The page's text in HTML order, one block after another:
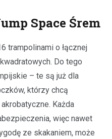
Space Śrem
trampolinami o łącznej
Do tego
– te są już dla
którzy chcą
Każda
więc nawet
ze skakaniem, może